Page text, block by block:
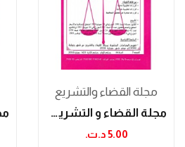
مجلة القضاء والتشريع
مجلة القضاء و التشريع جويلية 2004
5.00 د.ت.‏